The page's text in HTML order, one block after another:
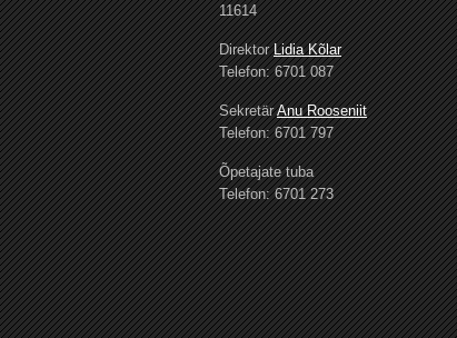
11614
DirektorLidia Kõlar
Telefon: 6701 087
SekretärAnu Rooseniit
Telefon: 6701 797
Õpetajate tuba
Telefon: 6701 273